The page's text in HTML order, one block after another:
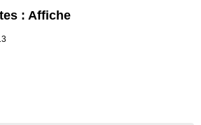
: Affiche